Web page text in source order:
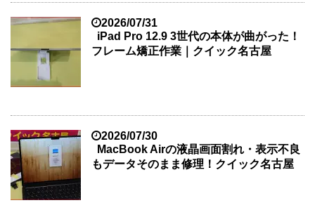
2026/07/31
iPad Pro 12.9 3世代の本体が曲がった！
フレーム矯正作業｜クイック名古屋
2026/07/30
MacBook Airの液晶画面割れ・表示不良
もデータそのまま修理！クイック名古屋